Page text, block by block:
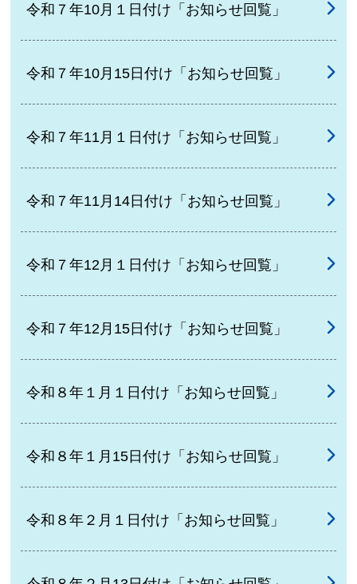
令和７年10月１日付け「お知らせ回覧」
令和７年10月15日付け「お知らせ回覧」
令和７年11月１日付け「お知らせ回覧」
令和７年11月14日付け「お知らせ回覧」
令和７年12月１日付け「お知らせ回覧」
令和７年12月15日付け「お知らせ回覧」
令和８年１月１日付け「お知らせ回覧」
令和８年１月15日付け「お知らせ回覧」
令和８年２月１日付け「お知らせ回覧」